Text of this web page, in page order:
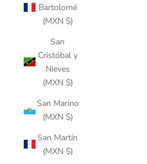
Bartolomé
(MXN $)
San
Cristóbal y
Nieves
(MXN $)
San Marino
(MXN $)
San Martín
(MXN $)